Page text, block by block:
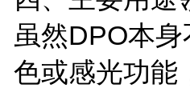
虽然DPO本身
色或感光功能